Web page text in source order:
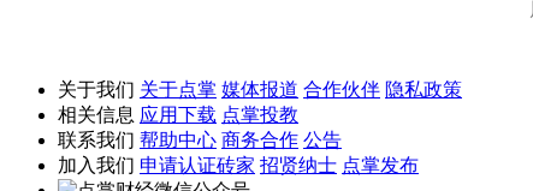
关于我们 关于点掌 媒体报道 合作伙伴 隐私政策
相关信息 应用下载 点掌投教
联系我们 帮助中心 商务合作 公告
加入我们 申请认证砖家 招贤纳士 点掌发布